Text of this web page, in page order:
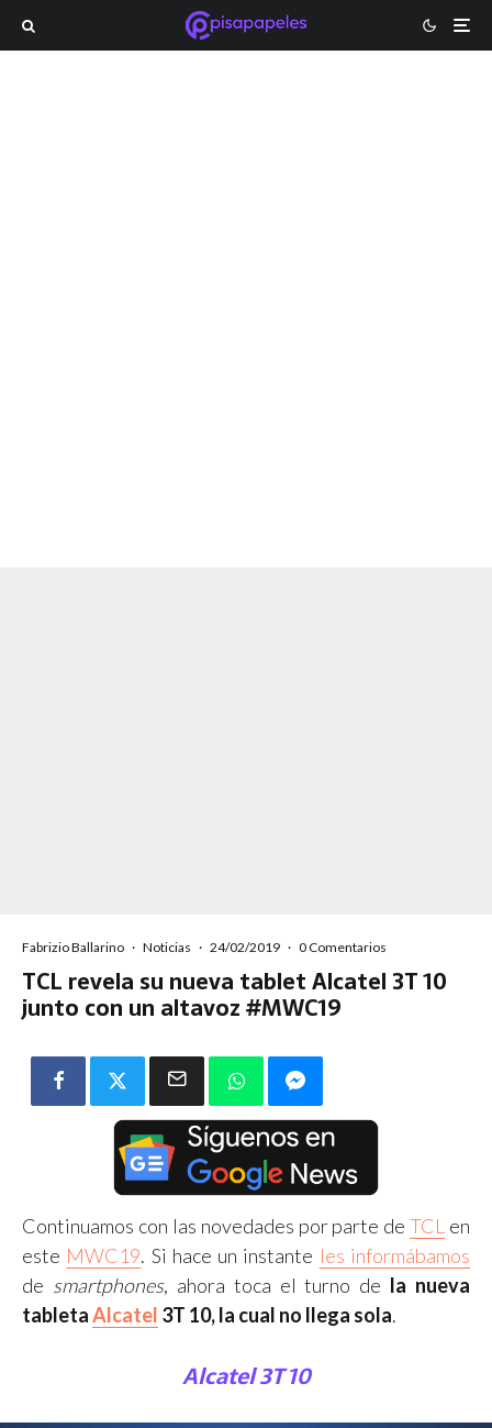
Fabrizio Ballarino · Noticias · 24/02/2019 · 0 Comentarios
TCL revela su nueva tablet Alcatel 3T 10
junto con un altavoz #MWC19
Continuamos con las novedades por parte deTCL en
este MWC19. Si hace un instante les informábamos
de smartphones, ahora toca el turno de la nueva
tabletaAlcatel 3T 10, la cual no llega sola.
Alcatel 3T 10